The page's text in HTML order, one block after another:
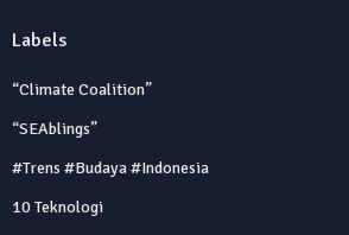
Labels
“Climate Coalition”
“SEAblings”
#trens #budaya #indonesia
10 Teknologi